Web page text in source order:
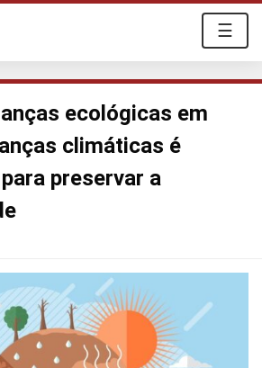
☰
ecológicas em
climáticas é
preservar a